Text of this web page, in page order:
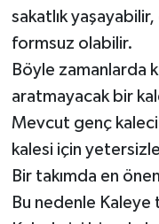
sakatlık
formsuz olabilir.
Böyle zamanlarda
aratmayacak bir
Mevcut genç
kalesi için
Bir takımda en
Bu nedenle